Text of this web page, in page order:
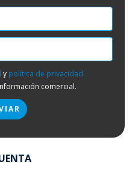
y política de privacidad.
comercial.